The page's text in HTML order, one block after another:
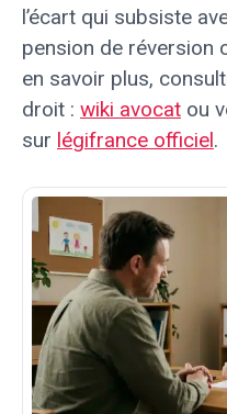
l’écart qui subsiste
pension de réversion
en savoir plus,
droit : wiki avocat ou
sur légifrance officiel.